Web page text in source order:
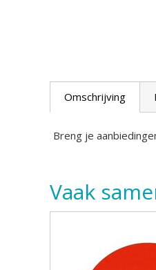
Omschrijving
Breng je
Vaak